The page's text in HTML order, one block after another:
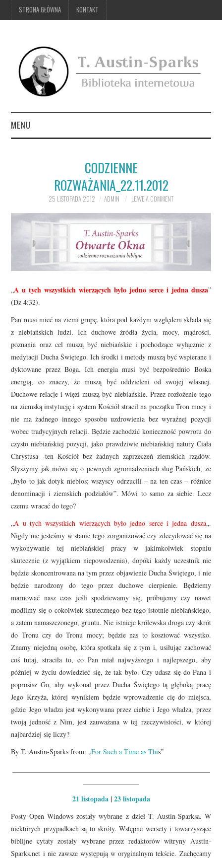
STRONA GŁÓWNA KONTAKT
MENU
CODZIENNE
ROZWAŻANIA_22.11.2012
25 LISTOPADA 2012 ADMIN LEAVE A COMMENT
„A u tych wszystkich wierzących było jedno serce i jedna dusza”
(Dz 4:32).
Pan musi mieć na ziemi grupę, która pod każdym względem składa się
z niebiańskich ludzi. Ich duchowe źródła życia, mocy, mądrości,
poznania oraz cel muszą być niebiańskie i pochodzące wyłącznie z
medytacji Ducha Świętego. Ich środki i metody muszą być wspierane i
dyktowane przez Boga. Ich energia musi być bezpośrednio Boska
energią, co znaczy, że muszą być oddzieleni od swojej własnej.
Duchowe relacje i więzi muszą być niebiańskie. Przez rozłożenie tego
na ziemską instytucję i system Kościół stracił na początku Tron mocy i
nie ma żadnego innego sposobu uzdrowienia bez wyraźnej pozycji
wobec tradycyjnych relacji. Będzie zachodzić konieczność powrotu do
czysto niebiańskiej pozycji, jako prawdziwie niebiańskiej natury Ciała
Chrystusa -ten Kościół bez żadnych zaprzeczeń ziemskich rządów.
Słyszymy jak mówi się o pewnych zgromadzeniach sług Pańskich, że
„było to jak dotyk niebios; wszyscy odrzucili – na ten czas – różnice
denominacji i ziemskich podziałów”. Mówi to samo za siebie. Lecz
czemu wracać do tego?
„A u tych wszystkich wierzących było jedno serce i jedna dusza„.
Nigdy nie jesteśmy w stanie tego zorganizować czy zdecydować się na
wykonywanie tej niebiańskiej pracy w jakimkolwiek stopniu
skutecznie (z wyjątkiem niepowodzenia), dopóki każdy uczestnik nie
będzie skoncentrowana na tym przez objawienie Ducha Świętego, i nie
będzie narodzony do tego przez duchowe cierpienie. Będziemy
marnować nasz czas jeśli spodziewamy się, próbujemy czy nawet
modlimy się o cokolwiek skutecznego bez tego istotnie niebiańskiego,
a zatem namaszczonego, gruntu. Nie istnieje królewska droga czy skrót
do Tronu czy do Tronu mocy; będzie nas to kosztować wszystko.
Znamy niejedną osobę, która spotkała się z tym i, usiłując zachować
coś tutaj, straciła to, co Pan miał najwyższego i najlepszego, aby
później w życiu dowiedzieć się, że tak było. Czy udasz się do Pana i
poprosisz Go, aby wykonał przez Ducha Świętego tą głęboką pracę
Jego Krzyża, której wynikiem będzie wprowadzenie cię do miejsca,
gdzie Jego władza jest wykonywana przez ciebie i Jego władza, przez
twoją jedność z Nim, jest zauważana w tej rzeczywistości, w której
najbardziej się liczy?
By T. Austin-Sparks from: „For Such a Time as This”
21 listopada|23 listopada
Posty Open Windows zostały wybrane z dzieł T. Austin-Sparksa. W
niektórych przypadkach są to skróty. Wstępne wersety i towarzyszące
biblijne cytaty zostały wybrane przez redaktorów witryny Austin-
Sparks.net i nie zawsze występują w oryginalnym tekście. Zachęcamy